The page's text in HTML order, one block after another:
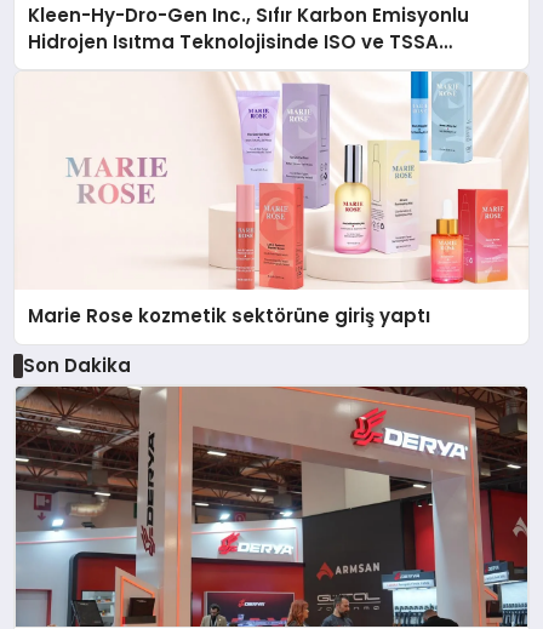
Kleen-Hy-Dro-Gen Inc., Sıfır Karbon Emisyonlu
Hidrojen Isıtma Teknolojisinde ISO ve TSSA
Düzenleyici Onaylarını Aldı
Marie Rose kozmetik sektörüne giriş yaptı
Son Dakika